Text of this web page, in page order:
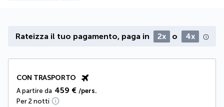
Rateizza il tuo pagamento, paga in 2x o 4x
CON TRASPORTO
A partire da 459 € /pers.
Per 2 notti